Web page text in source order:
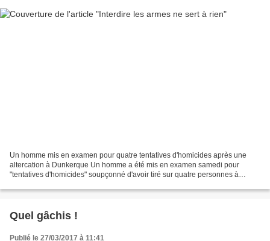
Un homme mis en examen pour quatre tentatives d'homicides après une
altercation à Dunkerque Un homme a été mis en examen samedi pour
"tentatives d'homicides" soupçonné d'avoir tiré sur quatre personnes à
Quel gâchis !
Publié le 27/03/2017 à 11:41